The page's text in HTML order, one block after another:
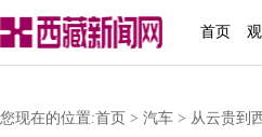
首页
您现在的位置:首页 > 汽车 > 从云贵到